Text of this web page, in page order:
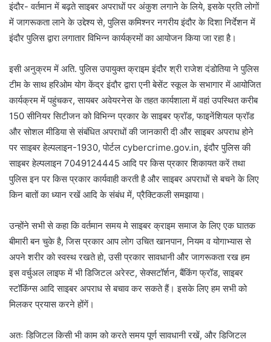
इंदौर- वर्तमान में बढ़ते साइबर अपराधों पर अंकुश लगाने के लिये, इसके प्रति लोगों
में जागरूकता लाने के उद्देश्य से, पुलिस कमिश्नर नगरीय इंदौर के दिशा निर्देशन में
इंदौर पुलिस द्वारा लगातार विभिन्न कार्यक्रमों का आयोजन किया जा रहा है।
इसी अनुक्रम में अति. पुलिस उपायुक्त क्राइम इंदौर श्री राजेश दंडोतिया ने पुलिस
टीम के साथ हरिओम योग केंद्र इंदौर द्वारा एनी बेसेंट स्कूल के सभागार में आयोजित
कार्यक्रम में पहुंचकर, सायबर अवेयरनेस के तहत कार्यशाला में वहां उपस्थित करीब
150 सीनियर सिटीजन को विभिन्न प्रकार के साइबर फ्रॉड, फाइनेंशियल फ्रॉड
और सोशल मीडिया से संबंधित अपराधों की जानकारी दी और साइबर अपराध होने
पर साइबर हेल्पलाइन-1930, पोर्टल cybercrime.gov.in, इंदौर पुलिस की
साइबर हेल्पलाइन 7049124445 आदि पर किस प्रकार शिकायत करें तथा
पुलिस इन पर किस प्रकार कार्यवाही करती है और साइबर अपराधों से बचने के लिए
किन बातों का ध्यान रखें आदि के संबंध में, प्रैक्टिकली समझाया।
उन्होंने सभी से कहा कि वर्तमान समय मे साइबर क्राइम समाज के लिए एक घातक
बीमारी बन चुके है, जिस प्रकार आप लोग उचित खानपान, नियम व योगाभ्यास से
अपने शरीर को स्वस्थ रखते हो, उसी प्रकार सावधानी और जागरूकता रख हम
इस वर्चुअल लाइफ में भी डिजिटल अरेस्ट, सेक्सटॉर्शन, बैंकिंग फ्रॉड, साइबर
स्टॉकिंग्स आदि साइबर अपराध से बचाव कर सकते हैं। इसके लिए हम सभी को
मिलकर प्रयास करने होंगें।
अतः डिजिटल किसी भी काम को करते समय पूर्ण सावधानी रखें, और डिजिटल